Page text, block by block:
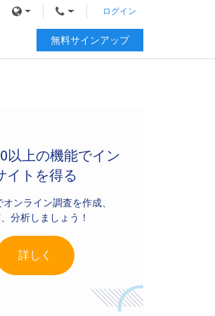
ログイン
無料サインアップ
以上の機能でイン
イトを得る
ンライン調査を作成、
分析しましょう！
詳しく